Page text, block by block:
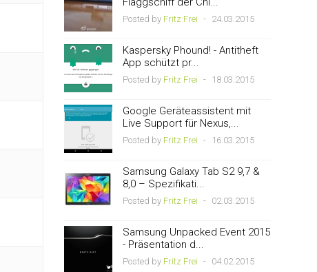
Posted by Fritz Frei - 24.03.2015
Kaspersky Phound! - Antitheft
App schützt pr...
Posted by Fritz Frei - 18.03.2015
Google Geräteassistent mit
Live Support für Nexus,...
Posted by Fritz Frei - 16.03.2015
Samsung Galaxy Tab S2 9,7 &
8,0 – Spezifikati...
Posted by Fritz Frei - 02.03.2015
Samsung Unpacked Event 2015
- Präsentation d...
Posted by Fritz Frei - 04.02.2015